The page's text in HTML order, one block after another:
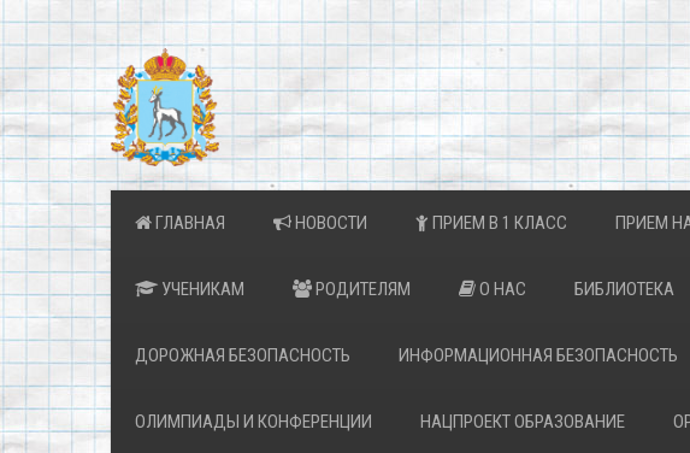
ГЛАВНАЯ НОВОСТИ ПРИЕМ В 1 КЛАСС ПРИЕМ
УЧЕНИКАМ РОДИТЕЛЯМ О НАС БИБЛИОТЕКА
ДОРОЖНАЯ БЕЗОПАСНОСТЬ ИНФОРМАЦИОННАЯ БЕЗОПАСНОСТЬ
ОЛИМПИАДЫ И КОНФЕРЕНЦИИ НАЦПРОЕКТ ОБРАЗОВАНИЕ